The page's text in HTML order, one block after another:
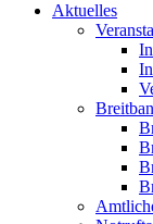
Aktuelles